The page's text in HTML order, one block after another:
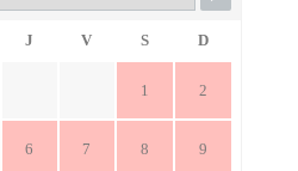
J V S D
1 2
6 7 8 9